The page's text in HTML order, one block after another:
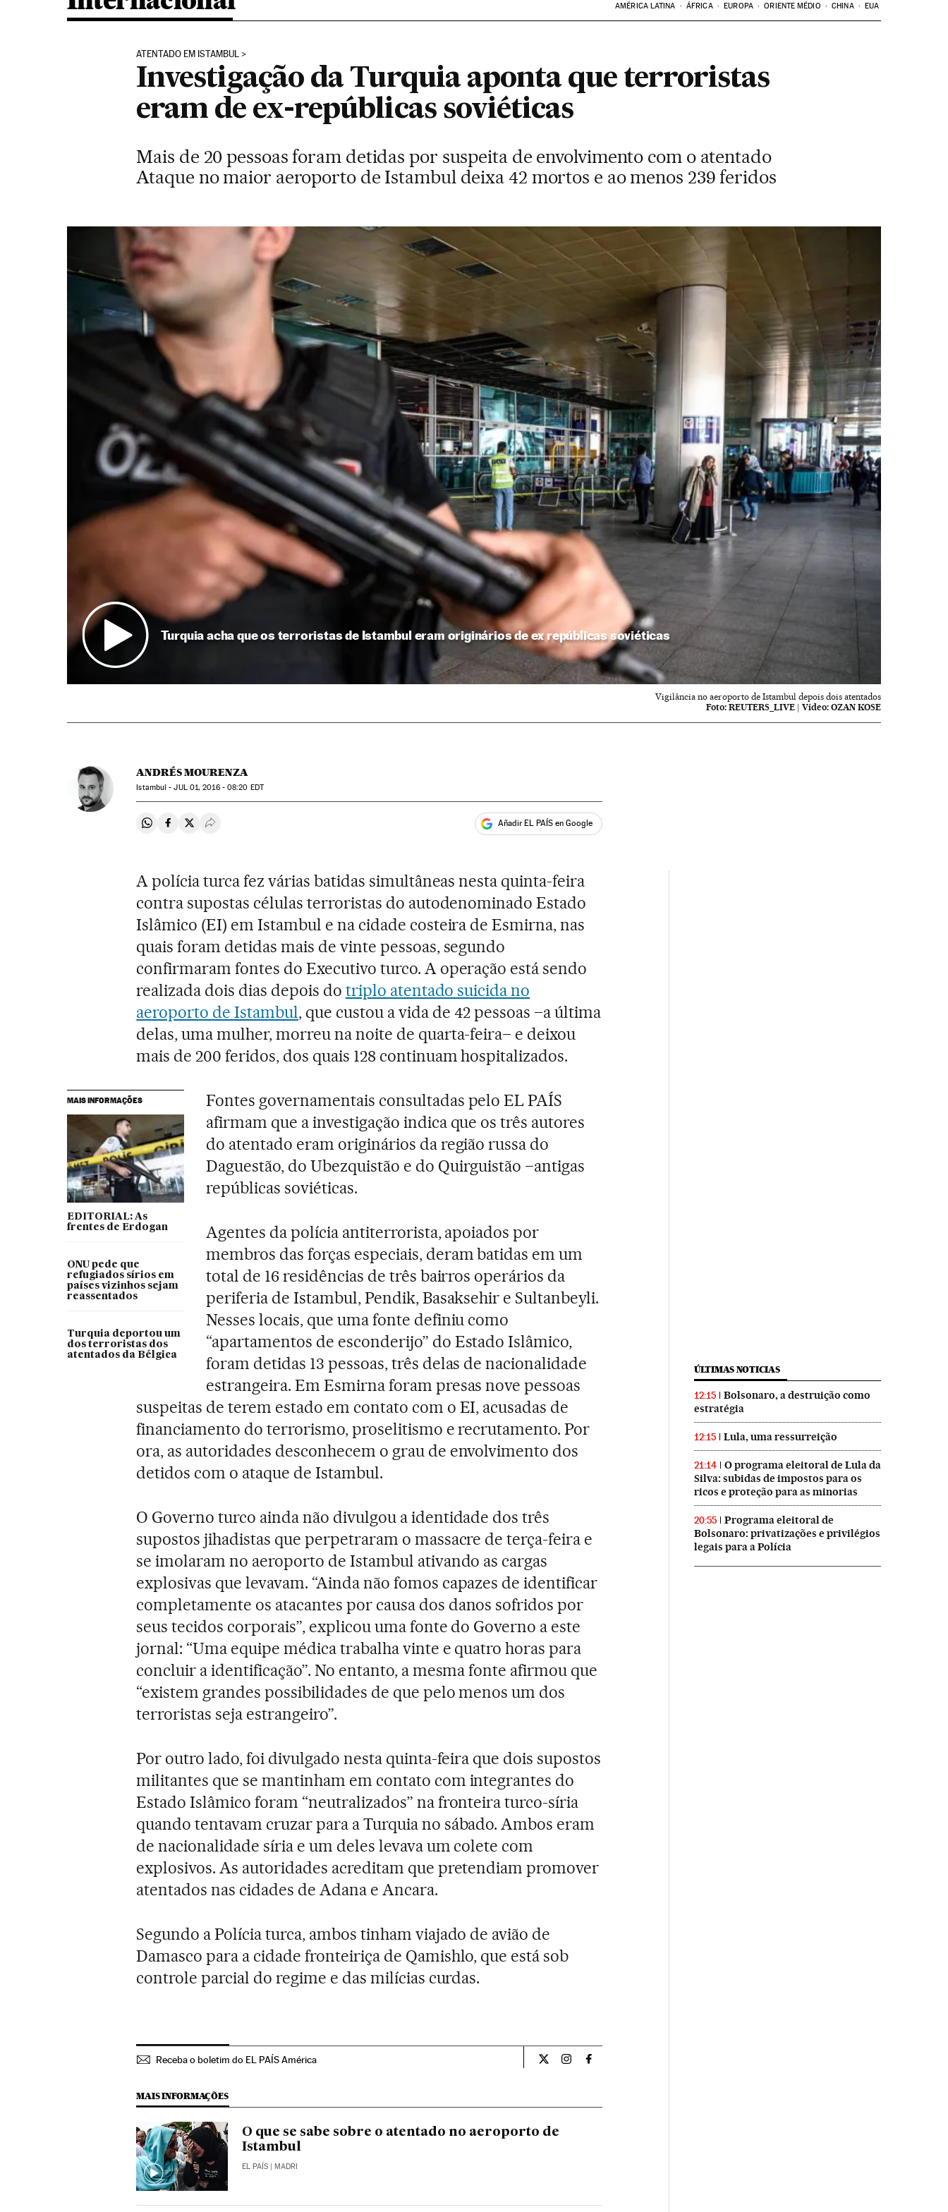
AMÉRICA LATINA ÁFRICA EUROPA ORIENTE MÉDIO CHINA EUA
ATENTADO EM ISTAMBUL
Investigação da Turquia aponta que terroristas
eram de ex-repúblicas soviéticas
Mais de 20 pessoas foram detidas por suspeita de envolvimento com o atentado
Ataque no maior aeroporto de Istambul deixa 42 mortos e ao menos 239 feridos
Turquia acha que os terroristas de Istambul eram originários de ex repúblicas soviéticas
Vigilância no aeroporto de Istambul depois dois atentados
Foto: REUTERS_LIVE |Vídeo: OZAN KOSE
ANDRÉS MOURENZA
Istambul -JUL01, 2016 - 08:20 EDT
Compartir en Whatsapp
Compartir en Facebook
Compartir en Twitter
Desplegar Redes Sociales Añadir EL PAÍS en Google
A polícia turca fez várias batidas simultâneas nesta quinta-feira
contra supostas células terroristas do autodenominado Estado
Islâmico (EI) em Istambul e na cidade costeira de Esmirna, nas
quais foram detidas mais de vinte pessoas, segundo
confirmaram fontes do Executivo turco. A operação está sendo
realizada dois dias depois do triplo atentado suicida no
aeroporto de Istambul, que custou a vida de 42 pessoas –a última
delas, uma mulher, morreu na noite de quarta-feira– e deixou
mais de 200 feridos, dos quais 128 continuam hospitalizados.
MAIS INFORMAÇÕES
EDITORIAL: As
frentes de Erdogan
ONU pede que
refugiados sírios em
países vizinhos sejam
reassentados
Turquia deportou um
dos terroristas dos
atentados da Bélgica
Fontes governamentais consultadas pelo EL PAÍS
afirmam que a investigação indica que os três autores
do atentado eram originários da região russa do
Daguestão, do Ubezquistão e do Quirguistão –antigas
repúblicas soviéticas.
Agentes da polícia antiterrorista, apoiados por
membros das forças especiais, deram batidas em um
total de 16 residências de três bairros operários da
periferia de Istambul, Pendik, Basaksehir e Sultanbeyli.
Nesses locais, que uma fonte definiu como
“apartamentos de esconderijo” do Estado Islâmico,
foram detidas 13 pessoas, três delas de nacionalidade
estrangeira. Em Esmirna foram presas nove pessoas
suspeitas de terem estado em contato com o EI, acusadas de
financiamento do terrorismo, proselitismo e recrutamento. Por
ora, as autoridades desconhecem o grau de envolvimento dos
detidos com o ataque de Istambul.
O Governo turco ainda não divulgou a identidade dos três
supostos jihadistas que perpetraram o massacre de terça-feira e
se imolaram no aeroporto de Istambul ativando as cargas
explosivas que levavam. “Ainda não fomos capazes de identificar
completamente os atacantes por causa dos danos sofridos por
seus tecidos corporais”, explicou uma fonte do Governo a este
jornal: “Uma equipe médica trabalha vinte e quatro horas para
concluir a identificação”. No entanto, a mesma fonte afirmou que
“existem grandes possibilidades de que pelo menos um dos
terroristas seja estrangeiro”.
Por outro lado, foi divulgado nesta quinta-feira que dois supostos
militantes que se mantinham em contato com integrantes do
Estado Islâmico foram “neutralizados” na fronteira turco-síria
quando tentavam cruzar para a Turquia no sábado. Ambos eram
de nacionalidade síria e um deles levava um colete com
explosivos. As autoridades acreditam que pretendiam promover
atentados nas cidades de Adana e Ancara.
Segundo a Polícia turca, ambos tinham viajado de avião de
Damasco para a cidade fronteiriça de Qamishlo, que está sob
controle parcial do regime e das milícias curdas.
Receba o boletim do EL PAÍS América Internacional El País Brasil en Twitter
Internacional El País Brasil en Instagram
Internacional El País Brasil en Facebook
MAIS INFORMAÇÕES
O que se sabe sobre o atentado no aeroporto de
Istambul
EL PAÍS | MADRI
ÚLTIMAS NOTICIAS
12:15
Bolsonaro, a destruição como
estratégia
12:15 Lula, uma ressurreição
21:14
O programa eleitoral de Lula da
Silva: subidas de impostos para os
ricos e proteção para as minorias
20:55
Programa eleitoral de
Bolsonaro: privatizações e privilégios
legais para a Polícia